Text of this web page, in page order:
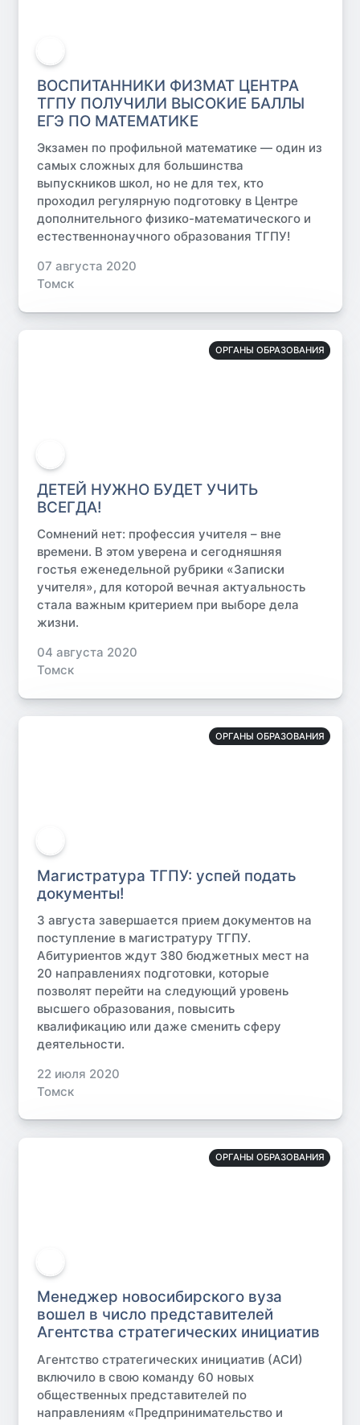
ВОСПИТАННИКИ ФИЗМАТ ЦЕНТРА
ТГПУ ПОЛУЧИЛИ ВЫСОКИЕ БАЛЛЫ
ЕГЭ ПО МАТЕМАТИКЕ
Экзамен по профильной математике — один из
самых сложных для большинства
выпускников школ, но не для тех, кто
проходил регулярную подготовку в Центре
дополнительного физико-математического и
естественнонаучного образования ТГПУ!
07 августа 2020
Томск
ОРГАНЫ ОБРАЗОВАНИЯ
ДЕТЕЙ НУЖНО БУДЕТ УЧИТЬ
ВСЕГДА!
Сомнений нет: профессия учителя – вне
времени. В этом уверена и сегодняшняя
гостья еженедельной рубрики «Записки
учителя», для которой вечная актуальность
стала важным критерием при выборе дела
жизни.
04 августа 2020
Томск
ОРГАНЫ ОБРАЗОВАНИЯ
Магистратура ТГПУ: успей подать
документы!
3 августа завершается прием документов на
поступление в магистратуру ТГПУ.
Абитуриентов ждут 380 бюджетных мест на
20 направлениях подготовки, которые
позволят перейти на следующий уровень
высшего образования, повысить
квалификацию или даже сменить сферу
деятельности.
22 июля 2020
Томск
ОРГАНЫ ОБРАЗОВАНИЯ
Менеджер новосибирского вуза
вошел в число представителей
Агентства стратегических инициатив
Агентство стратегических инициатив (АСИ)
включило в свою команду 60 новых
общественных представителей по
направлениям «Предпринимательство и